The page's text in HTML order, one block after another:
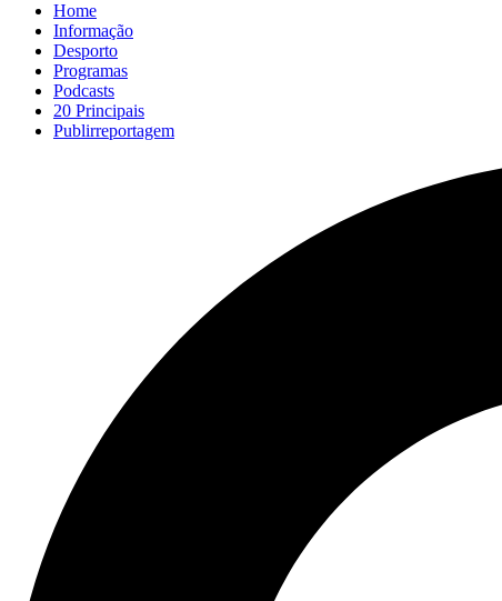
Home
Informação
Desporto
Programas
Podcasts
20 Principais
Publirreportagem